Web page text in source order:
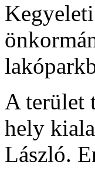
A terület
hely
László.